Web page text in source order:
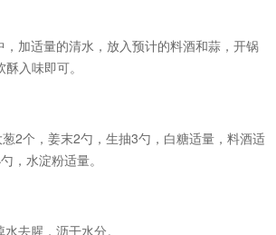
加适量的清水，放入预计的料酒和蒜，开锅
入味即可。
2个，姜末2勺，生抽3勺，白糖适量，料酒适
，水淀粉适量。
去腥，沥干水分。